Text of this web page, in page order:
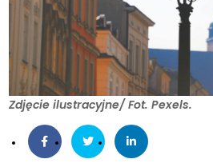
Zdjęcie ilustracyjne/ Fot. Pexels.